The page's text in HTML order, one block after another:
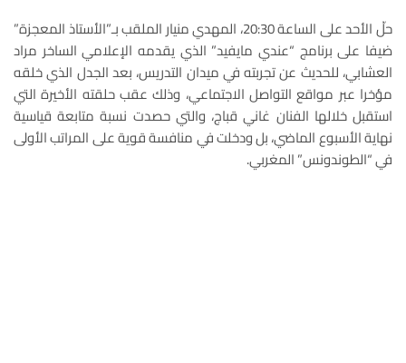
حلّ الأحد على الساعة 20:30، المهدي منيار الملقب بـ”الأستاذ المعجزة”
ضيفا على برنامج “عندي مايفيد” الذي يقدمه الإعلامي الساخر مراد
العشابي، للحديث عن تجربته في ميدان التدريس، بعد الجدل الذي خلقه
مؤخرا عبر مواقع التواصل الاجتماعي، وذلك عقب حلقته الأخيرة التي
استقبل خلالها الفنان غاني قباج، والتي حصدت نسبة متابعة قياسية
نهاية الأسبوع الماضي، بل ودخلت في منافسة قوية على المراتب الأولى
في “الطوندونس” المغربي.